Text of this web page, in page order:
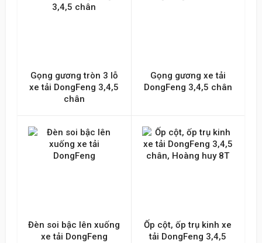
Gọng gương tròn 3 lỗ
xe tải DongFeng 3,4,5
chân
Gọng gương xe tải
DongFeng 3,4,5 chân
Đèn soi bậc lên xuống
xe tải DongFeng
Ốp cột, ốp trụ kinh xe
tải DongFeng 3,4,5